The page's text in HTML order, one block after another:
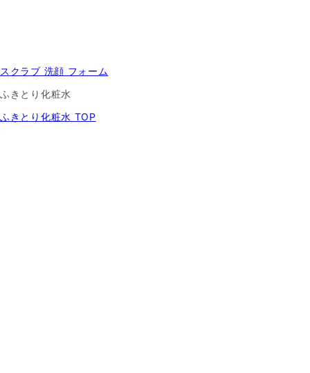
スクラブ 洗顔 フォーム
ふきとり化粧水
ふきとり化粧水 TOP